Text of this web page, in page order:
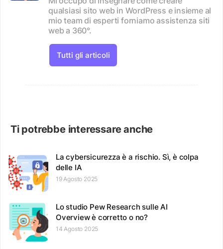
qualsiasi sito web in WordPress e insieme al
mio team di esperti forniamo assistenza siti
web a 360°.
Tutti gli articoli
Ti potrebbe interessare anche
La cybersicurezza è a rischio. Sì, è colpa
delle IA
19 Agosto 2025
Lo studio Pew Research sulle AI
Overview è corretto o no?
14 Agosto 2025